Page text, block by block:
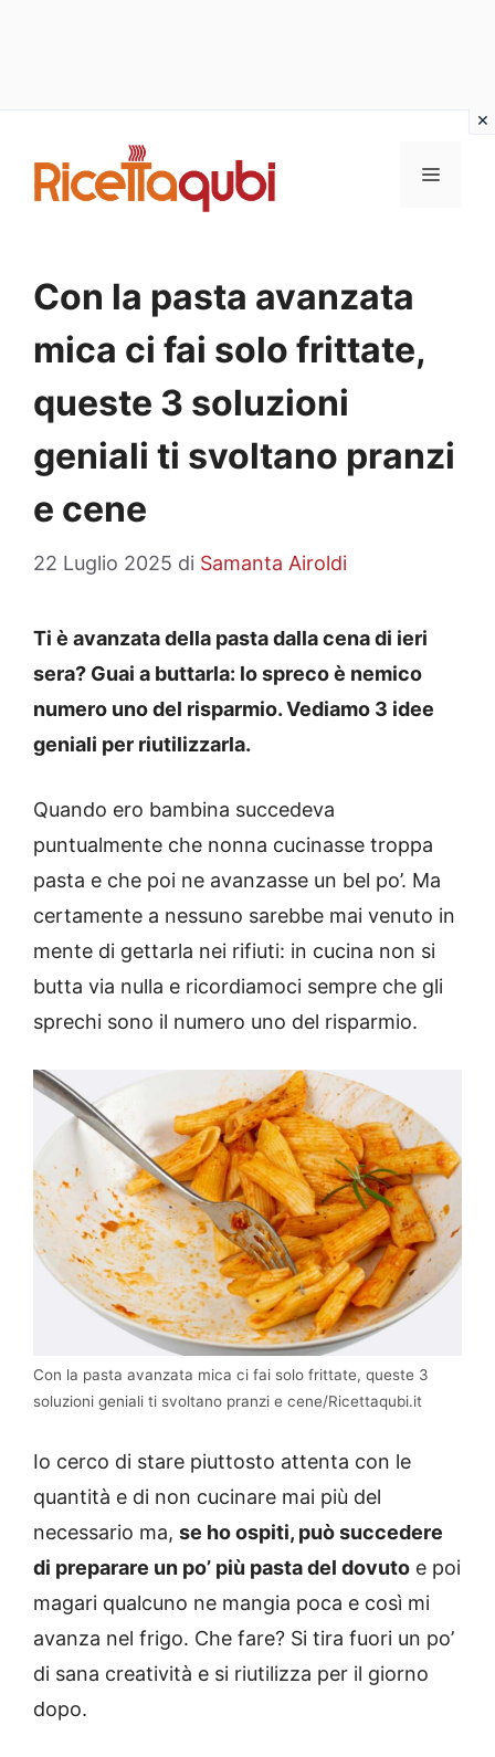
contenuto
MENU
Con la pasta avanzata
mica ci fai solo frittate,
queste 3 soluzioni
geniali ti svoltano pranzi
e cene
22 Luglio 2025 di Samanta Airoldi
Ti è avanzata della pasta dalla cena di ieri
sera? Guai a buttarla: lo spreco è nemico
numero uno del risparmio. Vediamo 3 idee
geniali per riutilizzarla.
Quando ero bambina succedeva
puntualmente che nonna cucinasse troppa
pasta e che poi ne avanzasse un bel po’. Ma
certamente a nessuno sarebbe mai venuto in
mente di gettarla nei rifiuti: in cucina non si
butta via nulla e ricordiamoci sempre che gli
sprechi sono il numero uno del risparmio.
Con la pasta avanzata mica ci fai solo frittate, queste 3
soluzioni geniali ti svoltano pranzi e cene/Ricettaqubi.it
Io cerco di stare piuttosto attenta con le
quantità e di non cucinare mai più del
necessario ma, se ho ospiti, può succedere
di preparare un po’ più pasta del dovuto e poi
magari qualcuno ne mangia poca e così mi
avanza nel frigo. Che fare? Si tira fuori un po’
di sana creatività e si riutilizza per il giorno
dopo.